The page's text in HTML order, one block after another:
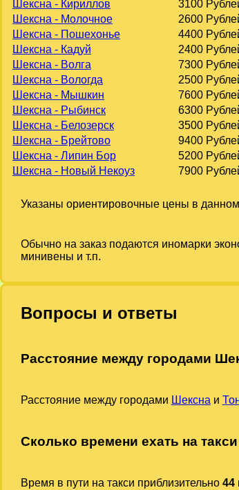
Шексна - Кириллов
3100
Шексна - Молочное
2600
Шексна - Пошехонье
4400
Шексна - Кадуй
2400
Шексна - Волга
7300
Шексна - Вологда
2500
Шексна - Мышкин
7600
Шексна - Рыбинск
6300
Шексна - Белозерск
3500
Шексна - Брейтово
9400
Шексна - Липин Бор
5200
Шексна - Новый Некоуз
7900
Указаны ориентировочные цены в
Обычно на заказ подаются иномарки
минивены и т.п.
Вопросы и ответы
Расстояние между городами
Расстояние между городами Шексна и
Сколько времени ехать на
Время в пути на такси приблизительно 44